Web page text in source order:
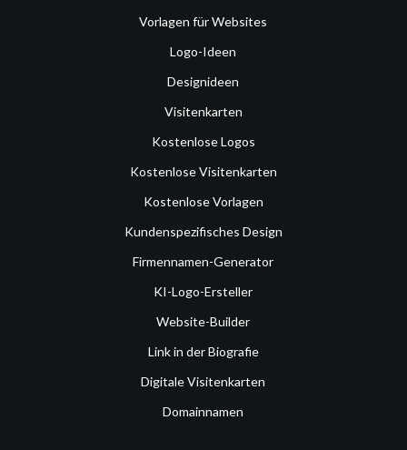
Vorlagen für Websites
Logo-Ideen
Designideen
Visitenkarten
Kostenlose Logos
Kostenlose Visitenkarten
Kostenlose Vorlagen
Kundenspezifisches Design
Firmennamen-Generator
KI-Logo-Ersteller
Website-Builder
Link in der Biografie
Digitale Visitenkarten
Domainnamen